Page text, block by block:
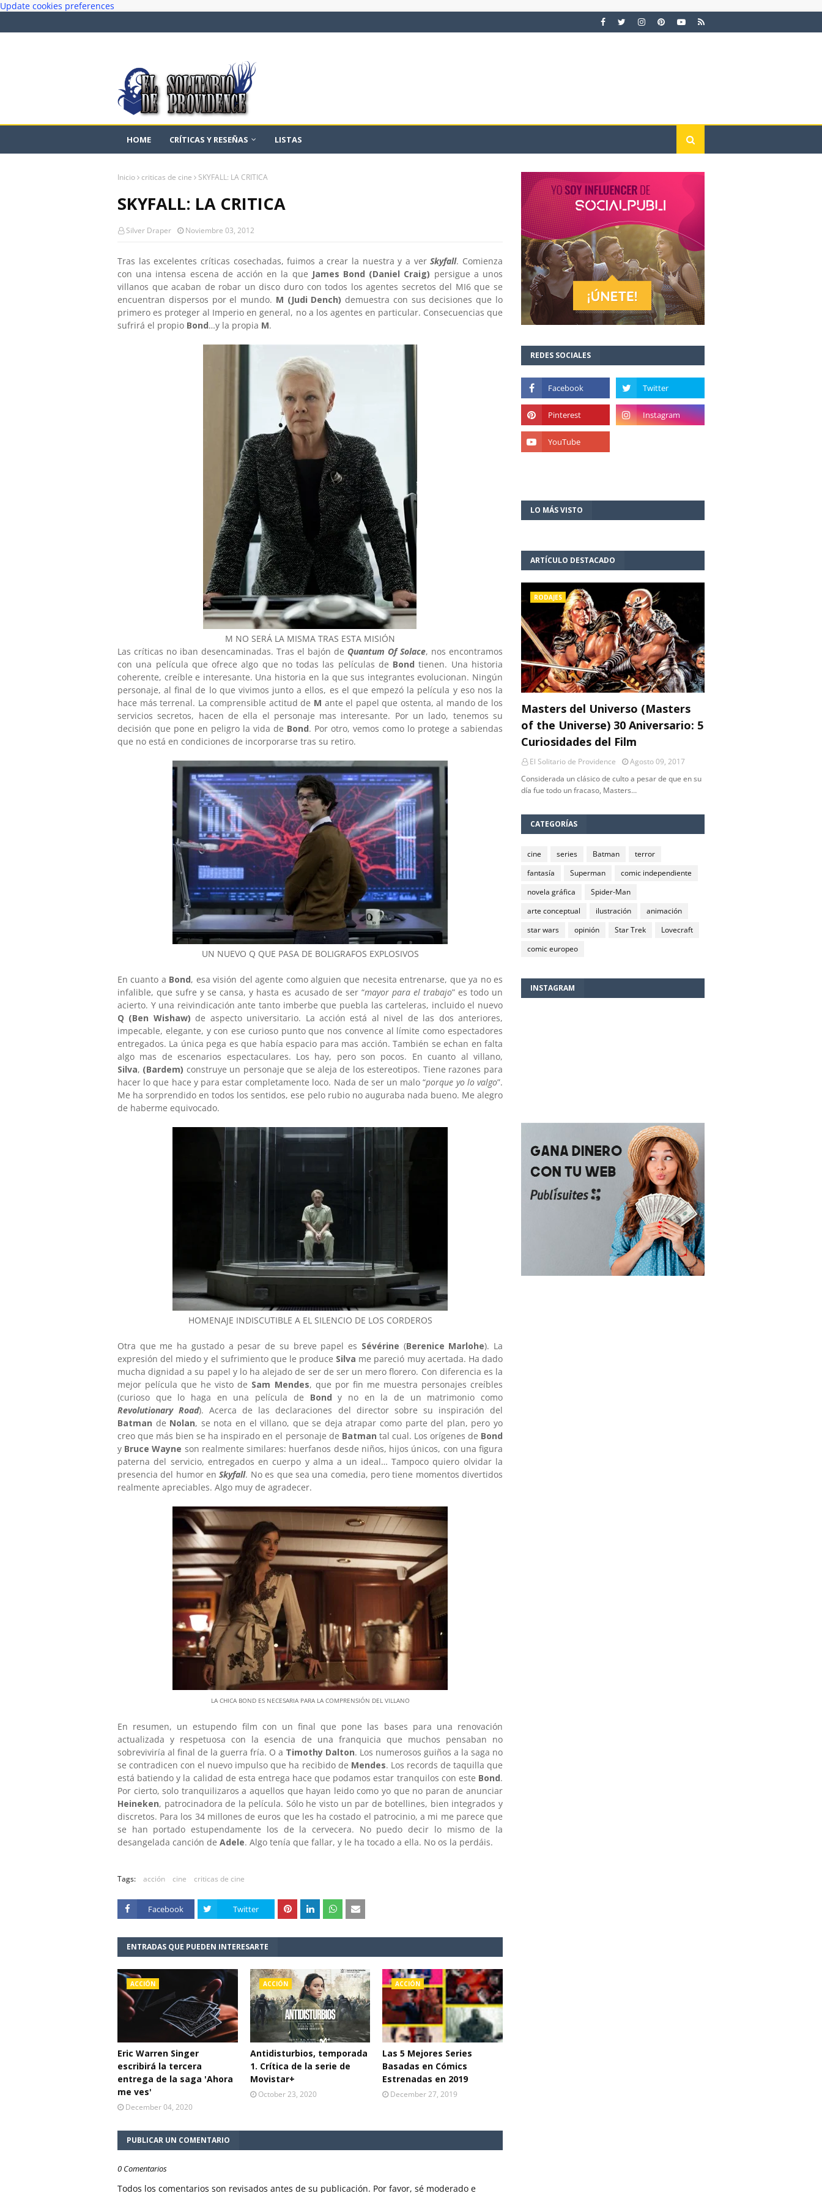
Update cookies preferences
HOME CRÍTICAS Y RESEÑAS LISTAS
Inicio criticas de cine SKYFALL: LA CRITICA
SKYFALL: LA CRITICA
Silver Draper Noviembre 03, 2012
Tras las excelentes críticas cosechadas, fuimos a crear la nuestra y a verSkyfall. Comienza
con una intensa escena de acción en la que James Bond (Daniel Craig) persigue a unos
villanos que acaban de robar un disco duro con todos los agentes secretos del MI6 que se
encuentran dispersos por el mundo. M (Judi Dench)demuestra con sus decisiones que lo
primero es proteger al Imperio en general, no a los agentes en particular. Consecuencias que
sufrirá el propio Bond…y la propia M.
M NO SERÁ LA MISMA TRAS ESTA MISIÓN
Las críticas no iban desencaminadas. Tras el bajón de Quantum Of Solace, nos encontramos
con una película que ofrece algo que no todas las películas de Bond tienen. Una historia
coherente, creíble e interesante. Una historia en la que sus integrantes evolucionan. Ningún
personaje, al final de lo que vivimos junto a ellos, es el que empezó la película y eso nos la
hace más terrenal. La comprensible actitud de M ante el papel que ostenta, al mando de los
servicios secretos, hacen de ella el personaje mas interesante. Por un lado, tenemos su
decisión que pone en peligro la vida de Bond. Por otro, vemos como lo protege a sabiendas
que no está en condiciones de incorporarse tras su retiro.
UN NUEVO Q QUE PASA DE BOLIGRAFOS EXPLOSIVOS
En cuanto a Bond, esa visión del agente como alguien que necesita entrenarse, que ya no es
infalible, que sufre y se cansa, y hasta es acusado de ser “mayor para el trabajo” es todo un
acierto. Y una reivindicación ante tanto imberbe que puebla las carteleras, incluido el nuevo
Q (Ben Wishaw)de aspecto universitario. La acción está al nivel de las dos anteriores,
impecable, elegante, y con ese curioso punto que nos convence al límite como espectadores
entregados. La única pega es que había espacio para mas acción. También se echan en falta
algo mas de escenarios espectaculares. Los hay, pero son pocos. En cuanto al villano,
Silva, (Bardem) construye un personaje que se aleja de los estereotipos. Tiene razones para
hacer lo que hace y para estar completamente loco. Nada de ser un malo “porque yo lo valgo”.
Me ha sorprendido en todos los sentidos, ese pelo rubio no auguraba nada bueno. Me alegro
de haberme equivocado.
HOMENAJE INDISCUTIBLE A EL SILENCIO DE LOS CORDEROS
Otra que me ha gustado a pesar de su breve papel es Sévérine (Berenice Marlohe). La
expresión del miedo y el sufrimiento que le produce Silva me pareció muy acertada. Ha dado
mucha dignidad a su papel y lo ha alejado de ser de ser un mero florero. Con diferencia es la
mejor película que he visto de Sam Mendes, que por fin me muestra personajes creíbles
(curioso que lo haga en una película de Bondy no en la de un matrimonio como
Revolutionary Road). Acerca de las declaraciones del director sobre su inspiración del
Batman de Nolan, se nota en el villano, que se deja atrapar como parte del plan, pero yo
creo que más bien se ha inspirado en el personaje de Batman tal cual. Los orígenes de Bond
y Bruce Wayne son realmente similares: huerfanos desde niños, hijos únicos, con una figura
paterna del servicio, entregados en cuerpo y alma a un ideal… Tampoco quiero olvidar la
presencia del humor enSkyfall. No es que sea una comedia, pero tiene momentos divertidos
realmente apreciables. Algo muy de agradecer.
LA CHICA BOND ES NECESARIA PARA LA COMPRENSIÓN DEL VILLANO
En resumen, un estupendo film con un final que pone las bases para una renovación
actualizada y respetuosa con la esencia de una franquicia que muchos pensaban no
sobreviviría al final de la guerra fría. O a Timothy Dalton. Los numerosos guiños a la saga no
se contradicen con el nuevo impulso que ha recibido de Mendes. Los records de taquilla que
está batiendo y la calidad de esta entrega hace que podamos estar tranquilos con este Bond.
Por cierto, solo tranquilizaros a aquellos que hayan leido como yo que no paran de anunciar
Heineken, patrocinadora de la película. Sólo he visto un par de botellines, bien integrados y
discretos. Para los 34 millones de euros que les ha costado el patrocinio, a mi me parece que
se han portado estupendamente los de la cervecera. No puedo decir lo mismo de la
desangelada canción de Adele. Algo tenía que fallar, y le ha tocado a ella. No os la perdáis.
Tags: acción cine criticas de cine
Facebook Twitter
ENTRADAS QUE PUEDEN INTERESARTE
ACCIÓN
Eric Warren Singer
escribirá la tercera
entrega de la saga 'Ahora
me ves'
December 04, 2020
ACCIÓN
Antidisturbios, temporada
1. Crítica de la serie de
Movistar+
October 23, 2020
ACCIÓN
Las 5 Mejores Series
Basadas en Cómics
Estrenadas en 2019
December 27, 2019
PUBLICAR UN COMENTARIO
0 Comentarios
Todos los comentarios son revisados antes de su publicación. Por favor, sé moderado e
REDES SOCIALES
LO MÁS VISTO
ARTÍCULO DESTACADO
RODAJES
Masters del Universo (Masters
of the Universe) 30 Aniversario: 5
Curiosidades del Film
El Solitario de Providence
Agosto 09, 2017
Considerada un clásico de culto a pesar de que en su
día fue todo un fracaso, Masters…
CATEGORÍAS
cine series Batman
terror
fantasía
Superman
comic independiente
novela gráfica
Spider-Man
arte conceptual
ilustración
animación
star wars
opinión Star Trek
Lovecraft
comic europeo
INSTAGRAM